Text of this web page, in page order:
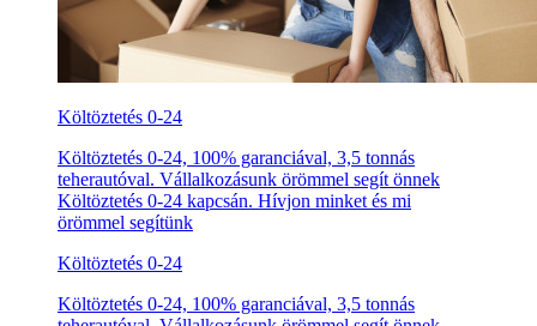
Költöztetés 0-24
Költöztetés 0-24, 100% garanciával, 3,5 tonnás
teherautóval. Vállalkozásunk örömmel segít önnek
Költöztetés 0-24 kapcsán. Hívjon minket és mi
örömmel segítünk
Költöztetés 0-24
Költöztetés 0-24, 100% garanciával, 3,5 tonnás